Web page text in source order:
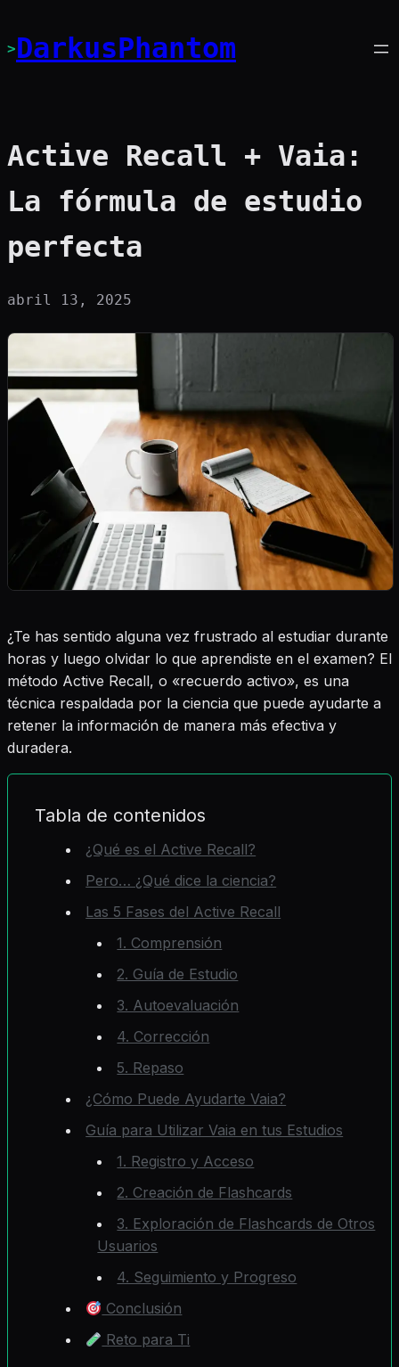
contenido
>DarkusPhantom
Active Recall + Vaia:
La fórmula de estudio
perfecta
abril 13, 2025
¿Te has sentido alguna vez frustrado al estudiar durante
horas y luego olvidar lo que aprendiste en el examen? El
método Active Recall, o «recuerdo activo», es una
técnica respaldada por la ciencia que puede ayudarte a
retener la información de manera más efectiva y
duradera.
Tabla de contenidos
¿Qué es el Active Recall?
Pero… ¿Qué dice la ciencia?
Las 5 Fases del Active Recall
1. Comprensión
2. Guía de Estudio
3. Autoevaluación
4. Corrección
5. Repaso
¿Cómo Puede Ayudarte Vaia?
Guía para Utilizar Vaia en tus Estudios
1. Registro y Acceso
2. Creación de Flashcards
3. Exploración de Flashcards de Otros
Usuarios
4. Seguimiento y Progreso
Conclusión
Reto para Ti